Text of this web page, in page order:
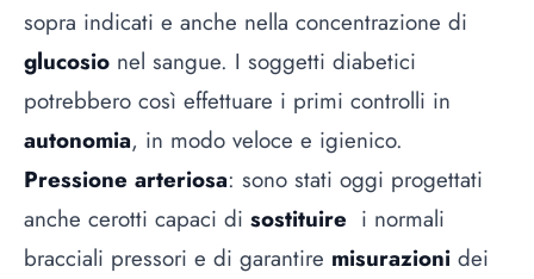
sopra indicati e anche nella concentrazione di
glucosio nel sangue. I soggetti diabetici
potrebbero così effettuare i primi controlli in
autonomia, in modo veloce e igienico.
Pressione arteriosa: sono stati oggi progettati
anche cerotti capaci di sostituire i normali
bracciali pressori e di garantire misurazioni dei